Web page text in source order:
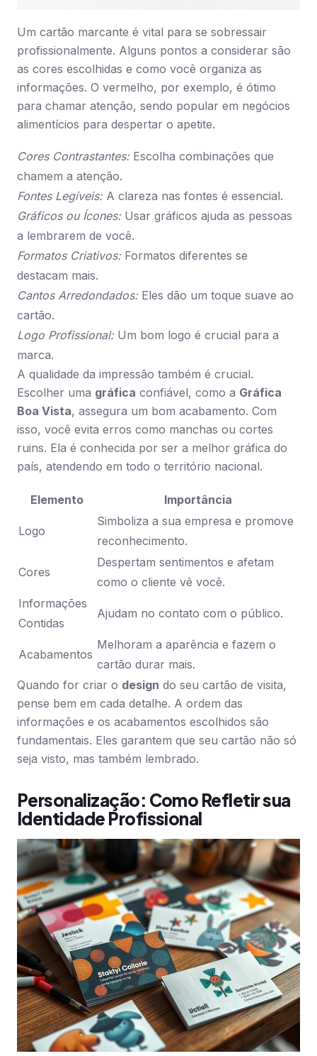
Um cartão marcante é vital para se sobressair
profissionalmente. Alguns pontos a considerar são
as cores escolhidas e como você organiza as
informações. O vermelho, por exemplo, é ótimo
para chamar atenção, sendo popular em negócios
alimentícios para despertar o apetite.
Cores Contrastantes:Escolha combinações que
chamem a atenção.
Fontes Legíveis:A clareza nas fontes é essencial.
Gráficos ou Ícones:Usar gráficos ajuda as pessoas
a lembrarem de você.
Formatos Criativos:Formatos diferentes se
destacam mais.
Cantos Arredondados:Eles dão um toque suave ao
cartão.
Logo Profissional:Um bom logo é crucial para a
marca.
A qualidade da impressão também é crucial.
Escolher uma gráfica confiável, como a Gráfica
Boa Vista, assegura um bom acabamento. Com
isso, você evita erros como manchas ou cortes
ruins. Ela é conhecida por ser a melhor gráfica do
país, atendendo em todo o território nacional.
Elemento Importância
Logo
Simboliza a sua empresa e promove
reconhecimento.
Cores
Despertam sentimentos e afetam
como o cliente vê você.
Informações
Contidas
Ajudam no contato com o público.
Acabamentos
Melhoram a aparência e fazem o
cartão durar mais.
Quando for criar o design do seu cartão de visita,
pense bem em cada detalhe. A ordem das
informações e os acabamentos escolhidos são
fundamentais. Eles garantem que seu cartão não só
seja visto, mas também lembrado.
Personalização: Como Refletir sua
Identidade Profissional